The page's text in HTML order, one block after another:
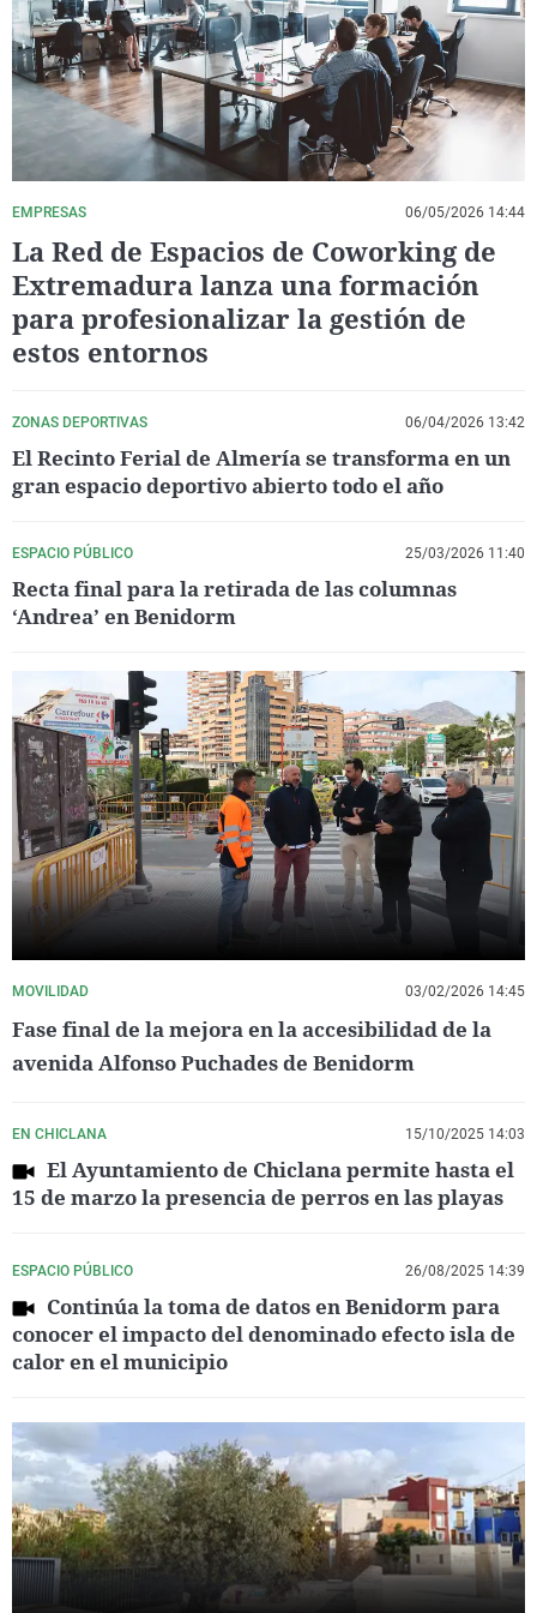
La rosa de los vientos
Gente viajera
Como el perro y el
Caso
Retornados
Equipo de
Operación Viuda
Extremadura
Galicia
La Rioja
Navarra
País Vasco
Virales
Televisión
Elecciones
EMPRESAS 06/05/2026 14:44
La Red de Espacios de Coworking de
Extremadura lanza una formación
para profesionalizar la gestión de
estos entornos
ZONAS DEPORTIVAS 06/04/2026 13:42
El Recinto Ferial de Almería se transforma en un
gran espacio deportivo abierto todo el año
ESPACIO PÚBLICO 25/03/2026 11:40
Recta final para la retirada de las columnas
‘Andrea’ en Benidorm
MOVILIDAD 03/02/2026 14:45
Fase final de la mejora en la accesibilidad de la
avenida Alfonso Puchades de Benidorm
EN CHICLANA 15/10/2025 14:03
El Ayuntamiento de Chiclana permite hasta el
15 de marzo la presencia de perros en las playas
ESPACIO PÚBLICO 26/08/2025 14:39
Continúa la toma de datos en Benidorm para
conocer el impacto del denominado efecto isla de
calor en el municipio